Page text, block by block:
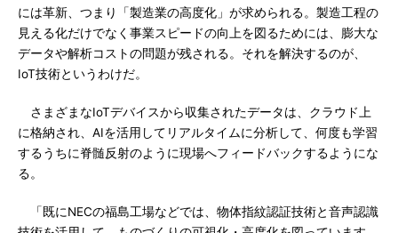
には革新、つまり「製造業の高度化」が求められる。製造工程の
見える化だけでなく事業スピードの向上を図るためには、膨大な
データや解析コストの問題が残される。それを解決するのが、
IoT技術というわけだ。
さまざまなIoTデバイスから収集されたデータは、クラウド上
に格納され、AIを活用してリアルタイムに分析して、何度も学習
するうちに脊髄反射のように現場へフィードバックするようにな
る。
「既にNECの福島工場などでは、物体指紋認証技術と音声認識